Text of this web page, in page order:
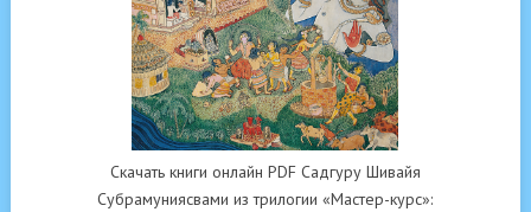
Скачать книги онлайн PDF Садгуру Шивайя
Субрамуниясвами из трилогии «Мастер-курс»: